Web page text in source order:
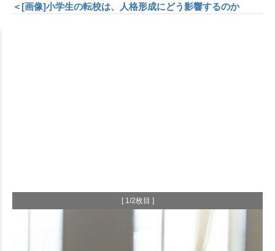
＜[画像]小学生の転校は、人格形成にどう影響するのか
[ 1/2枚目 ]